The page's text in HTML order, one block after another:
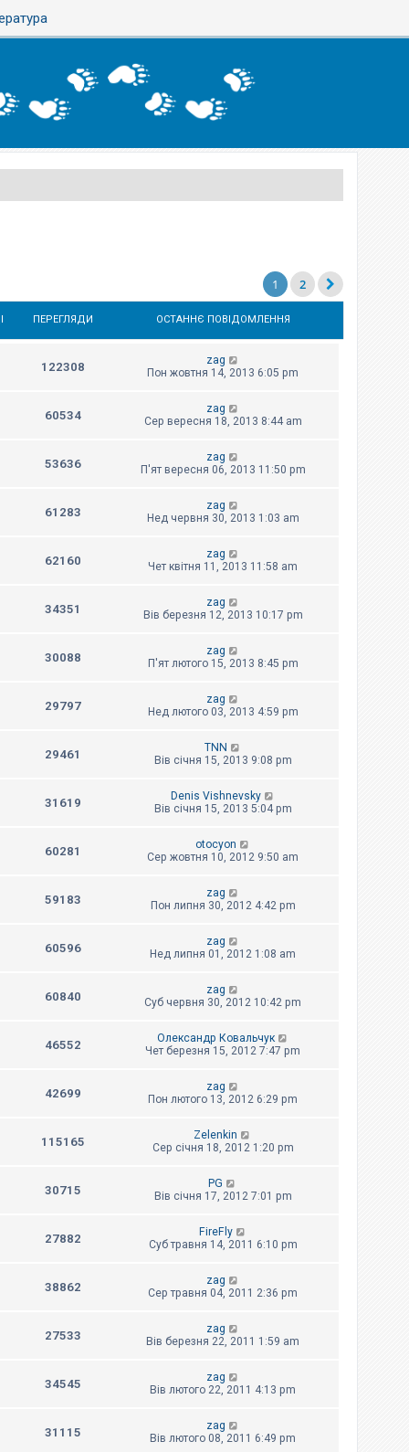
1 2
ПЕРЕГЛЯДИ ОСТАННЄ ПОВІДОМЛЕННЯ
122308
zag
Пон жовтня 14, 2013 6:05 pm
60534
zag
Сер вересня 18, 2013 8:44 am
53636
zag
П'ят вересня 06, 2013 11:50 pm
61283
zag
Нед червня 30, 2013 1:03 am
62160
zag
Чет квітня 11, 2013 11:58 am
34351
zag
Вів березня 12, 2013 10:17 pm
30088
zag
П'ят лютого 15, 2013 8:45 pm
29797
zag
Нед лютого 03, 2013 4:59 pm
29461
TNN
Вів січня 15, 2013 9:08 pm
31619
Denis Vishnevsky
Вів січня 15, 2013 5:04 pm
60281
otocyon
Сер жовтня 10, 2012 9:50 am
59183
zag
Пон липня 30, 2012 4:42 pm
60596
zag
Нед липня 01, 2012 1:08 am
60840
zag
Суб червня 30, 2012 10:42 pm
46552
Олександр Ковальчук
Чет березня 15, 2012 7:47 pm
42699
zag
Пон лютого 13, 2012 6:29 pm
115165
Zelenkin
Сер січня 18, 2012 1:20 pm
30715
PG
Вів січня 17, 2012 7:01 pm
27882
FireFly
Суб травня 14, 2011 6:10 pm
38862
zag
Сер травня 04, 2011 2:36 pm
27533
zag
Вів березня 22, 2011 1:59 am
34545
zag
Вів лютого 22, 2011 4:13 pm
31115
zag
Вів лютого 08, 2011 6:49 pm